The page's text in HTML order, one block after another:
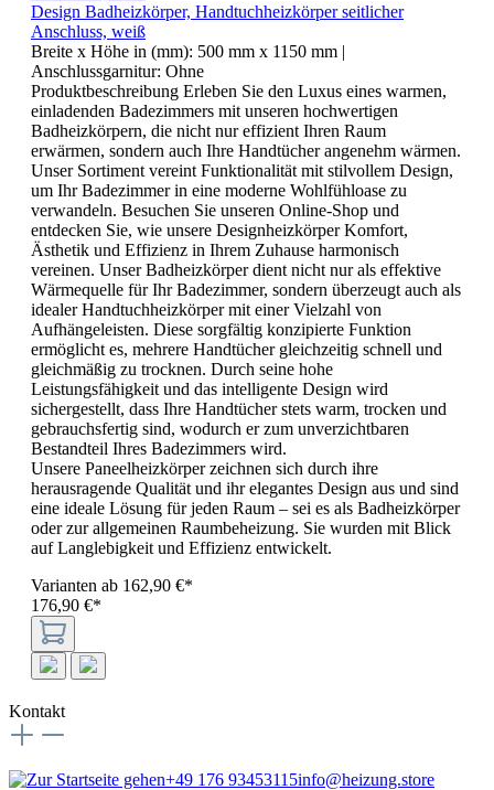
Design Badheizkörper, Handtuchheizkörper seitlicher
Anschluss, weiß
Breite x Höhe in (mm): 500 mm x 1150 mm |
Anschlussgarnitur: Ohne
Produktbeschreibung Erleben Sie den Luxus eines warmen,
einladenden Badezimmers mit unseren hochwertigen
Badheizkörpern, die nicht nur effizient Ihren Raum
erwärmen, sondern auch Ihre Handtücher angenehm wärmen.
Unser Sortiment vereint Funktionalität mit stilvollem Design,
um Ihr Badezimmer in eine moderne Wohlfühloase zu
verwandeln. Besuchen Sie unseren Online-Shop und
entdecken Sie, wie unsere Designheizkörper Komfort,
Ästhetik und Effizienz in Ihrem Zuhause harmonisch
vereinen. Unser Badheizkörper dient nicht nur als effektive
Wärmequelle für Ihr Badezimmer, sondern überzeugt auch als
idealer Handtuchheizkörper mit einer Vielzahl von
Aufhängeleisten. Diese sorgfältig konzipierte Funktion
ermöglicht es, mehrere Handtücher gleichzeitig schnell und
gleichmäßig zu trocknen. Durch seine hohe
Leistungsfähigkeit und das intelligente Design wird
sichergestellt, dass Ihre Handtücher stets warm, trocken und
gebrauchsfertig sind, wodurch er zum unverzichtbaren
Bestandteil Ihres Badezimmers wird.
Unsere Paneelheizkörper zeichnen sich durch ihre
herausragende Qualität und ihr elegantes Design aus und sind
eine ideale Lösung für jeden Raum – sei es als Badheizkörper
oder zur allgemeinen Raumbeheizung. Sie wurden mit Blick
auf Langlebigkeit und Effizienz entwickelt.
Varianten ab 162,90 €*
176,90 €*
Kontakt
+49 176 93453115info@heizung.store